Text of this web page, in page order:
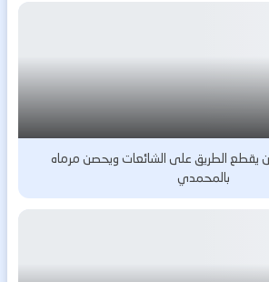
يقطع الطريق على الشائعات ويحصن مرماه
بالمحمدي